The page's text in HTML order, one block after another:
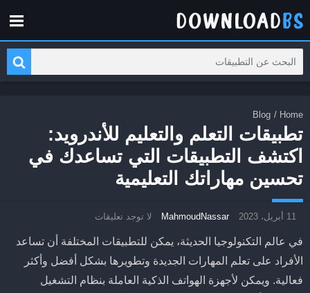
Home
/
Blog
تطبيقات التعلم والتعليم للأندرويد:
اكتشف التطبيقات التي تساعدك في
تحسين مهاراتك التعليمية
11 أبريل، 2023 MahmoudNassar لا توجد تعليقات
في عالم التكنولوجيا الحديثة، يمكن للتطبيقات المختلفة أن تساعد
الأفراد على تعلم المهارات الجديدة وتطويرها بشكل أفضل وأكثر
فعالية. ويمكن لأجهزة الهواتف الذكية العاملة بنظام التشغيل